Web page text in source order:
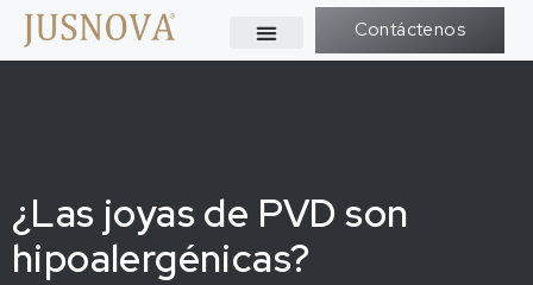
Contáctenos
¿Las joyas de PVD son
hipoalergénicas?